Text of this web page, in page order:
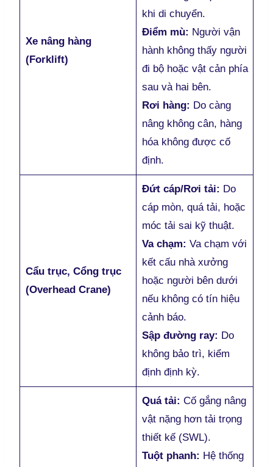
Xe nâng hàng
(Forklift)
khi di chuyển.
Điểm mù: Người vận
hành không thấy người
đi bộ hoặc vật cản phía
sau và hai bên.
Rơi hàng: Do càng
nâng không cân, hàng
hóa không được cố
định.
Cẩu trục, Cổng trục
(Overhead Crane)
Đứt cáp/Rơi tải: Do
cáp mòn, quá tải, hoặc
móc tải sai kỹ thuật.
Va chạm: Va chạm với
kết cấu nhà xưởng
hoặc người bên dưới
nếu không có tín hiệu
cảnh báo.
Sập đường ray: Do
không bảo trì, kiểm
định định kỳ.
Quá tải: Cố gắng nâng
vật nặng hơn tải trọng
thiết kế (SWL).
Tuột phanh: Hệ thống